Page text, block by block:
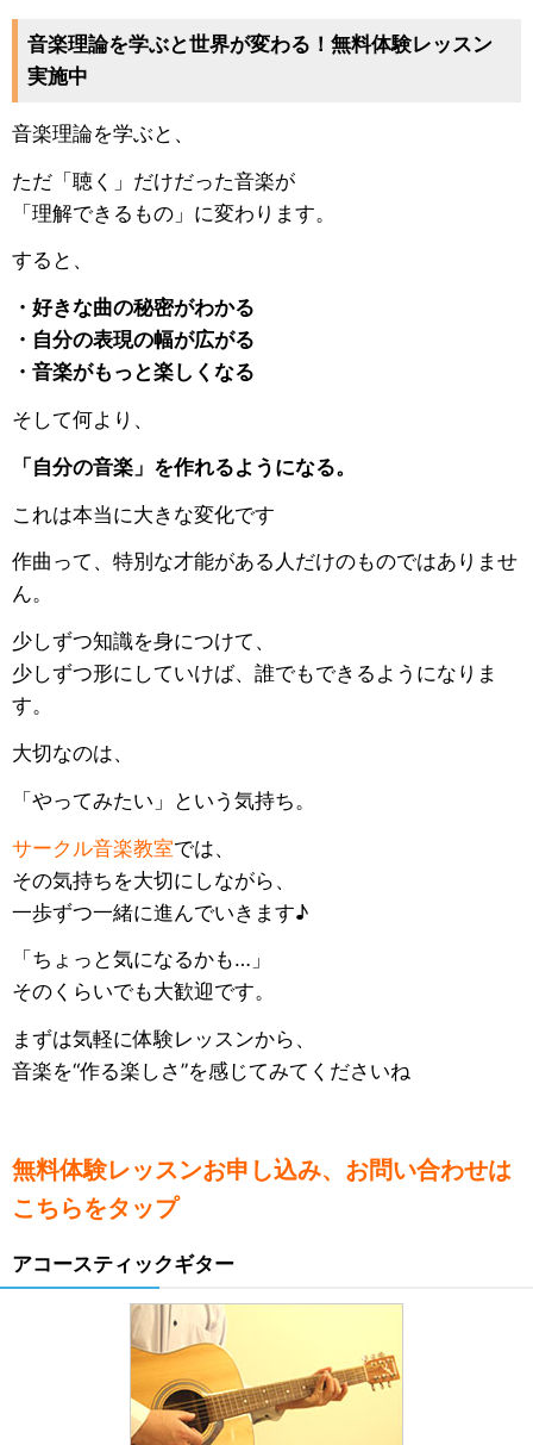
音楽理論を学ぶと世界が変わる！無料体験レッスン
実施中
音楽理論を学ぶと、
ただ「聴く」だけだった音楽が
「理解できるもの」に変わります。
すると、
・好きな曲の秘密がわかる
・自分の表現の幅が広がる
・音楽がもっと楽しくなる
そして何より、
「自分の音楽」を作れるようになる。
これは本当に大きな変化です
作曲って、特別な才能がある人だけのものではありませ
ん。
少しずつ知識を身につけて、
少しずつ形にしていけば、誰でもできるようになりま
す。
大切なのは、
「やってみたい」という気持ち。
サークル音楽教室では、
その気持ちを大切にしながら、
一歩ずつ一緒に進んでいきます♪
「ちょっと気になるかも…」
そのくらいでも大歓迎です。
まずは気軽に体験レッスンから、
音楽を“作る楽しさ”を感じてみてくださいね
無料体験レッスンお申し込み、お問い合わせは
こちらをタップ
アコースティックギター